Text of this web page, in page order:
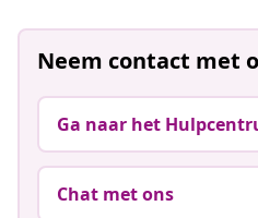
Neem contact met
Ga naar het
Chat met ons